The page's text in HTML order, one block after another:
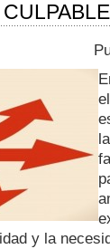
y la